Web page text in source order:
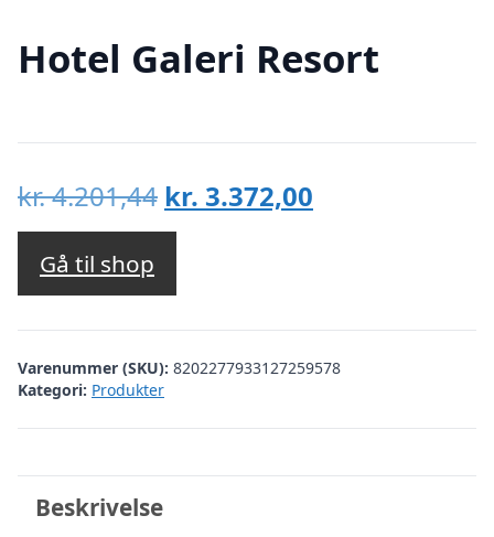
Hotel Galeri Resort
kr.4.201,44 Den
oprindelige
var:
kr. 4.201,44.
kr. 3.372,00
kr. 3.372,00.
Gå til shop
Varenummer (SKU): 8202277933127259578
Kategori: Produkter
Beskrivelse